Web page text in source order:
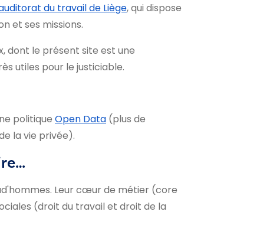
du travail de Liège, qui dispose
et ses missions.
dont le présent site est une
utiles pour le justiciable.
politique Open Data (plus de
la vie privée).
Leur cœur de métier (core
(droit du travail et droit de la